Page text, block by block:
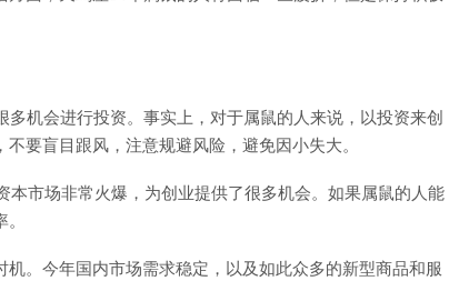
机会进行投资。事实上，对于属鼠的人来说，以投资来创
要盲目跟风，注意规避风险，避免因小失大。
市场非常火爆，为创业提供了很多机会。如果属鼠的人能
。今年国内市场需求稳定，以及如此众多的新型商品和服